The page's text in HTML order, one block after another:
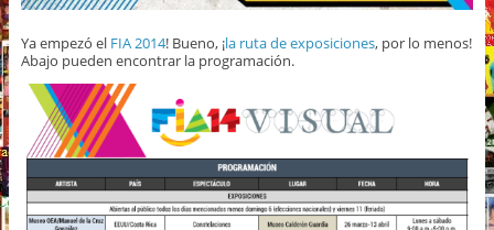
Ya empezó el FIA 2014! Bueno, ¡la ruta de exposiciones, por lo menos!
Abajo pueden encontrar la programación.